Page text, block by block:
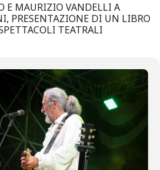
E MAURIZIO VANDELLI A
PRESENTAZIONE DI UN LIBRO
TEATRALI